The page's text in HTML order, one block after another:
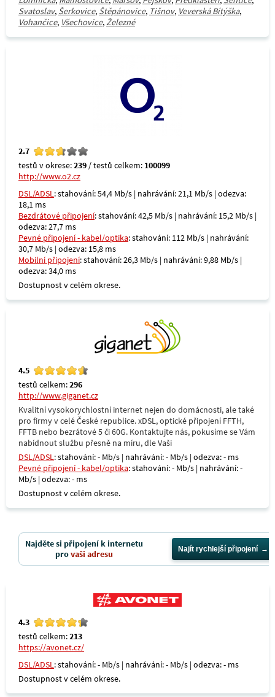
Svatoslav, Šerkovice, Štěpánovice, Tišnov, Veverská Bítýška,
Vohančice, Všechovice,Železné
2.7
testů v okrese:239 / testů celkem: 100099
http://www.o2.cz
DSL/ADSL: stahování: 54,4 Mb/s | nahrávání: 21,1 Mb/s | odezva:
18,1 ms
Bezdrátové připojení: stahování: 42,5 Mb/s | nahrávání: 15,2 Mb/s |
odezva: 27,7 ms
Pevné připojení - kabel/optika: stahování: 112 Mb/s | nahrávání:
30,7 Mb/s | odezva: 15,8 ms
Mobilní připojení: stahování: 26,3 Mb/s | nahrávání: 9,88 Mb/s |
odezva: 34,0 ms
Dostupnost v celém okrese.
4.5
testů celkem:296
http://www.giganet.cz
Kvalitní vysokorychlostní internet nejen do domácnosti, ale také
pro firmy v celé České republice. xDSL, optické připojení FFTH,
FFTB nebo bezrátové 5 či 60G. Kontaktujte nás, pokusíme se Vám
nabídnout službu přesně na míru, dle Vaši
DSL/ADSL: stahování: - Mb/s | nahrávání: - Mb/s | odezva: - ms
Pevné připojení - kabel/optika: stahování: - Mb/s | nahrávání: -
Mb/s | odezva: - ms
Dostupnost v celém okrese.
Najděte si připojení k internetu
provaši adresu Najít rychlejší připojení
4.3
testů celkem:213
https://avonet.cz/
DSL/ADSL: stahování: - Mb/s | nahrávání: - Mb/s | odezva: - ms
Dostupnost v celém okrese.